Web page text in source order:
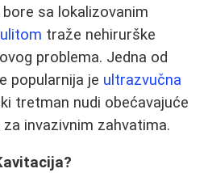
sa lokalizovanim
traže nehirurške
problema. Jedna od
popularnija je ultrazvučna
tretman nudi obećavajuće
invazivnim zahvatima.